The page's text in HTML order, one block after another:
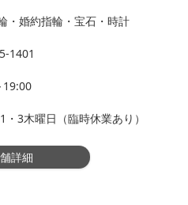
・婚約指輪・宝石・時計
1401
19:00
・3木曜日（臨時休業あり）
詳細